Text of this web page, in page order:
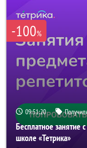
-100%
09:51:19
Бесплатное
школе «Тетрика»